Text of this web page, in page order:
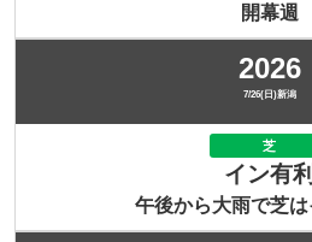
開幕週
2026
7/26(日)新潟
芝
イン有利
午後から大雨で芝